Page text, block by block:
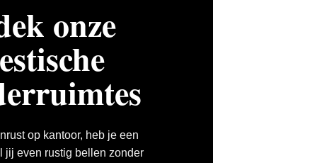
onze
op kantoor, heb je een
jij even rustig bellen zonder